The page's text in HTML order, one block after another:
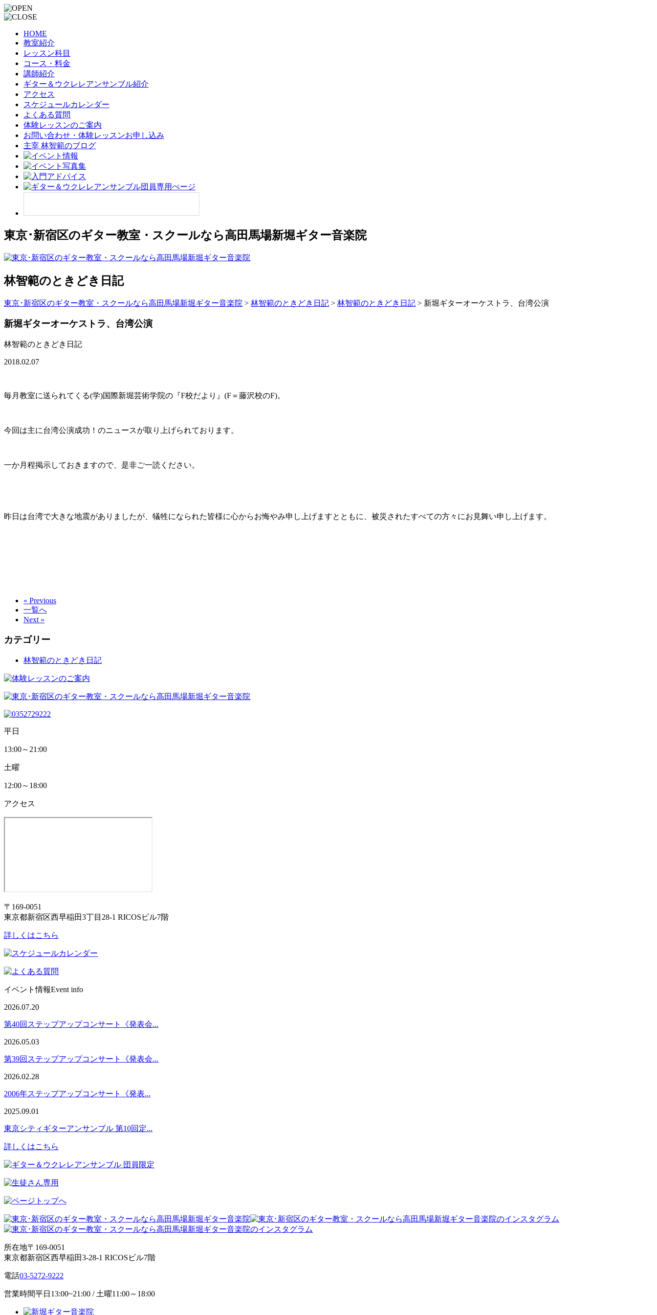
HOME
教室紹介
レッスン科目
コース・料金
講師紹介
ギター＆ウクレレアンサンブル紹介
アクセス
スケジュールカレンダー
よくある質問
体験レッスンのご案内
お問い合わせ・体験レッスンお申し込み
主宰 林智範のブログ
東京･新宿区のギター教室・スクールなら高田馬場新堀ギター音楽院
林智範のときどき日記
東京･新宿区のギター教室・スクールなら高田馬場新堀ギター音楽院 > 林智範のときどき日記 > 林智範のときどき日記 > 新堀ギターオーケストラ、台湾公演
新堀ギターオーケストラ、台湾公演
林智範のときどき日記
2018.02.07
毎月教室に送られてくる(学)国際新堀芸術学院の『F校だより』(F＝藤沢校のF)。
今回は主に台湾公演成功！のニュースが取り上げられております。
一か月程掲示しておきますので、是非ご一読ください。
昨日は台湾で大きな地震がありましたが、犠牲になられた皆様に心からお悔やみ申し上げますとともに、被災されたすべての方々にお見舞い申し上げます。
« Previous
一覧へ
Next »
カテゴリー
林智範のときどき日記
平日
13:00～21:00
土曜
12:00～18:00
アクセス
〒169-0051
東京都新宿区西早稲田3丁目28-1 RICOSビル7階
詳しくはこちら
イベント情報Event info
2026.07.20
第40回ステップアップコンサート《発表会...
2026.05.03
第39回ステップアップコンサート《発表会...
2026.02.28
2006年ステップアップコンサート《発表...
2025.09.01
東京シティギターアンサンブル 第10回定...
詳しくはこちら
所在地〒169-0051
東京都新宿区西早稲田3-28-1 RICOSビル7階
電話03-5272-9222
営業時間平日13:00~21:00 / 土曜11:00～18:00